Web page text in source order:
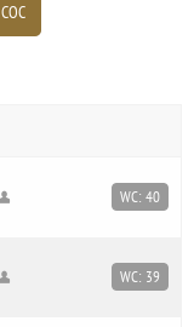
COC
WC: 40
WC: 39